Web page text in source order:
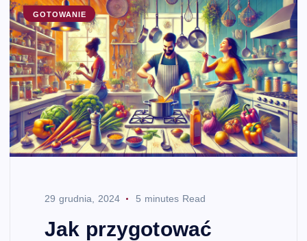
GOTOWANIE
29 grudnia, 2024 5 minutes Read
Jak przygotować